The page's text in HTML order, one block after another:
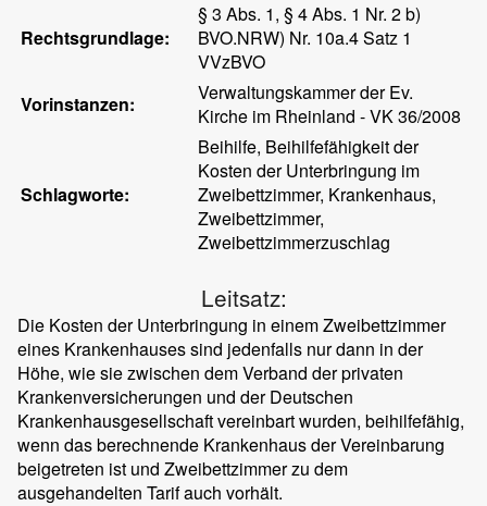
Rechtsgrundlage:
§ 3 Abs. 1, § 4 Abs. 1 Nr. 2 b)
BVO.NRW) Nr. 10a.4 Satz 1
VVzBVO
Vorinstanzen:
Verwaltungskammer der Ev.
Kirche im Rheinland - VK 36/2008
Schlagworte:
Beihilfe, Beihilfefähigkeit der
Kosten der Unterbringung im
Zweibettzimmer, Krankenhaus,
Zweibettzimmer,
Zweibettzimmerzuschlag
Leitsatz:
Die Kosten der Unterbringung in einem Zweibettzimmer
eines Krankenhauses sind jedenfalls nur dann in der
Höhe, wie sie zwischen dem Verband der privaten
Krankenversicherungen und der Deutschen
Krankenhausgesellschaft vereinbart wurden, beihilfefähig,
wenn das berechnende Krankenhaus der Vereinbarung
beigetreten ist und Zweibettzimmer zu dem
ausgehandelten Tarif auch vorhält.